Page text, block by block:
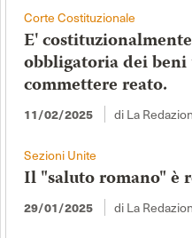
Corte Costituzionale
E'
obbligatoria dei
commettere reato.
11/02/2025 di La
Sezioni Unite
Il "saluto romano" è
29/01/2025 di La